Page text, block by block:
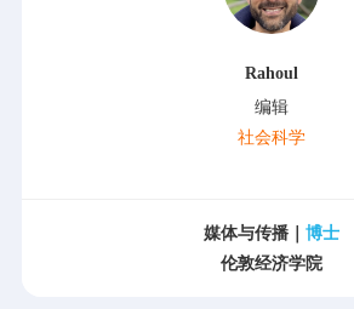
Rahoul
编辑
社会科学
媒体与传播｜ 博士
伦敦经济学院